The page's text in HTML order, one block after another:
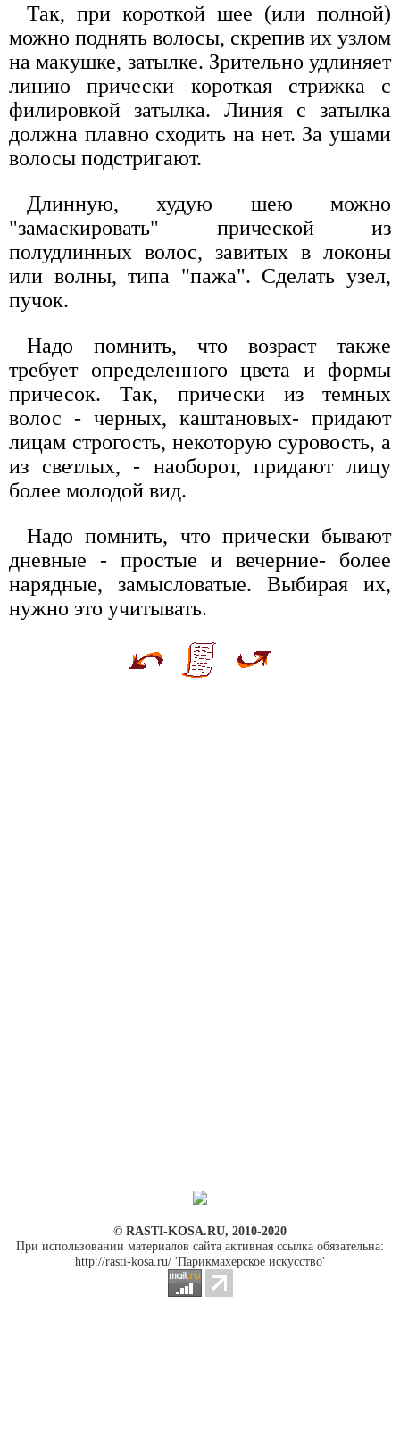
Так, при короткой шее (или полной)
можно поднять волосы, скрепив их узлом
на макушке, затылке. Зрительно удлиняет
линию прически короткая стрижка с
филировкой затылка. Линия с затылка
должна плавно сходить на нет. За ушами
волосы подстригают.
Длинную, худую шею можно
"замаскировать" прической из
полудлинных волос, завитых в локоны
или волны, типа "пажа". Сделать узел,
пучок.
Надо помнить, что возраст также
требует определенного цвета и формы
причесок. Так, прически из темных
волос - черных, каштановых- придают
лицам строгость, некоторую суровость, а
из светлых, - наоборот, придают лицу
более молодой вид.
Надо помнить, что прически бывают
дневные - простые и вечерние- более
нарядные, замысловатые. Выбирая их,
нужно это учитывать.
© RASTI-KOSA.RU, 2010-2020
При использовании материалов сайта активная ссылка обязательна:
http://rasti-kosa.ru/ 'Парикмахерское искусство'